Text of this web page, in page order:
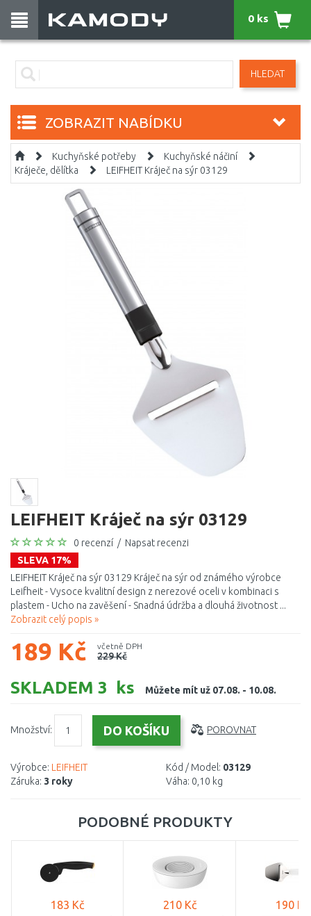
HLEDAT
0 ks
ZOBRAZIT NABÍDKU
Kuchyňské potřeby
Kuchyňské náčiní
Kráječe, dělítka
LEIFHEIT Kráječ na sýr 03129
LEIFHEIT Kráječ na sýr 03129
0 recenzí / Napsat recenzi
SLEVA 17%
LEIFHEIT Kráječ na sýr 03129 Kráječ na sýr od známého výrobce
Leifheit - Vysoce kvalitní design z nerezové oceli v kombinaci s
plastem - Ucho na zavěšení - Snadná údržba a dlouhá životnost ...
Zobrazit celý popis »
189 Kč včetně DPH
229 Kč
SKLADEM 3 ks Můžete mít už 07.08. - 10.08.
Množství: POROVNAT
Výrobce: LEIFHEIT
Záruka: 3 roky
Kód / Model: 03129
Váha: 0,10 kg
PODOBNÉ PRODUKTY
183 Kč 210 Kč 190 Kč